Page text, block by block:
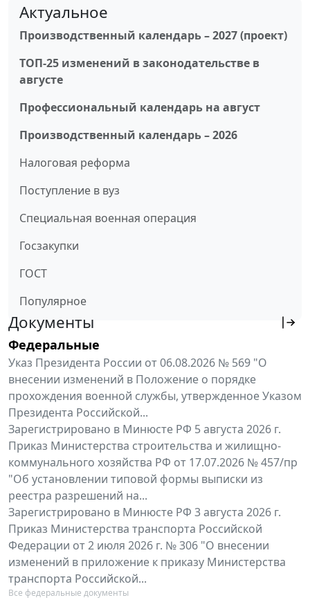
Актуальное
Производственный календарь – 2027 (проект)
ТОП-25 изменений в законодательстве в
августе
Профессиональный календарь на август
Производственный календарь – 2026
Налоговая реформа
Поступление в вуз
Специальная военная операция
Госзакупки
ГОСТ
Популярное
Документы
Федеральные
Указ Президента России от 06.08.2026 № 569 "О
внесении изменений в Положение о порядке
прохождения военной службы, утвержденное Указом
Президента Российской...
Зарегистрировано в Минюсте РФ 5 августа 2026 г.
Приказ Министерства строительства и жилищно-
коммунального хозяйства РФ от 17.07.2026 № 457/пр
"Об установлении типовой формы выписки из
реестра разрешений на...
Зарегистрировано в Минюсте РФ 3 августа 2026 г.
Приказ Министерства транспорта Российской
Федерации от 2 июля 2026 г. № 306 "О внесении
изменений в приложение к приказу Министерства
транспорта Российской...
Все федеральные документы